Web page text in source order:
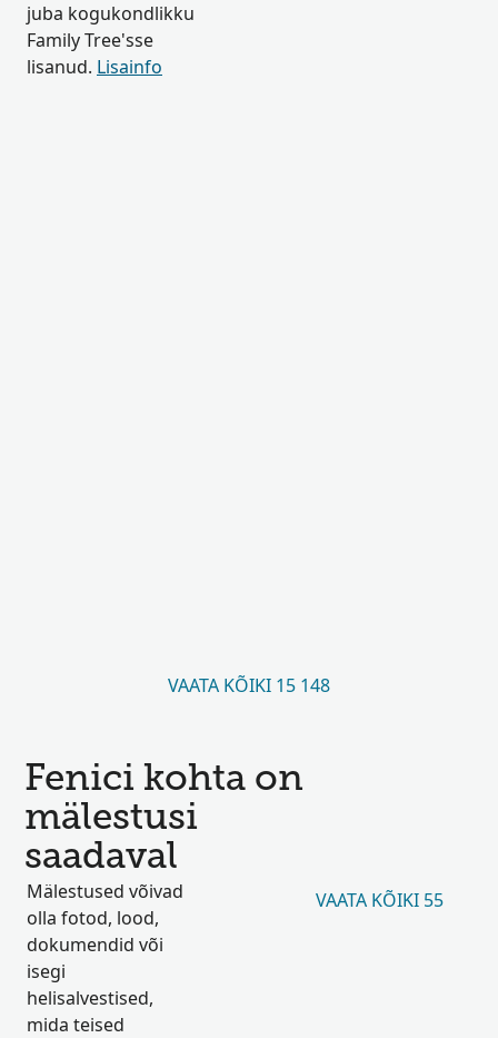
juba kogukondlikku
Family Tree'sse
lisanud. Lisainfo
VAATA KÕIKI 15 148
Fenici kohta on
mälestusi
saadaval
Mälestused võivad
olla fotod, lood,
dokumendid või
isegi
helisalvestised,
mida teised
VAATA KÕIKI 55